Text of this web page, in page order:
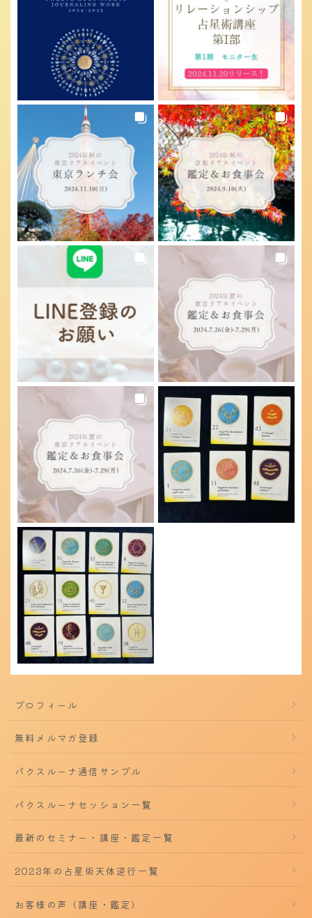
プロフィール
無料メルマガ登録
パクスルーナ通信サンプル
パクスルーナセッション一覧
最新のセミナー・講座・鑑定一覧
2023年の占星術天体逆行一覧
お客様の声（講座・鑑定）